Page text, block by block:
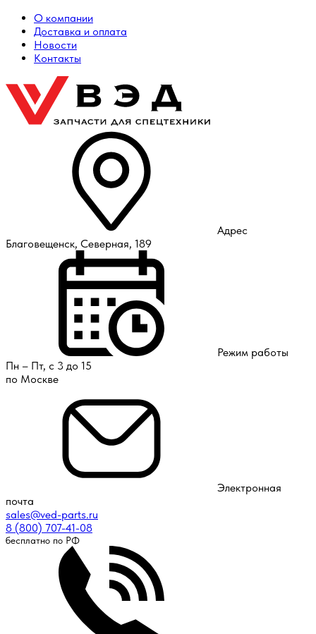
О компании
Доставка и оплата
Новости
Контакты
Адрес
Благовещенск, Северная, 189
Режим работы
Пн – Пт, с 3 до 15
по Москве
Электронная
почта
sales@ved-parts.ru
8 (800) 707-41-08
бесплатно по РФ